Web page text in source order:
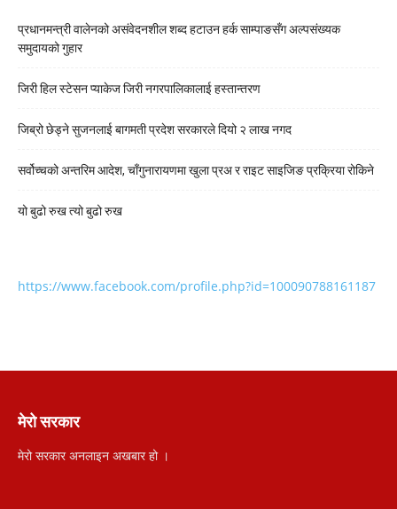
प्रधानमन्त्री वालेनको असंवेदनशील शब्द हटाउन हर्क साम्पाङसँग अल्पसंख्यक
समुदायको गुहार
जिरी हिल स्टेसन प्याकेज जिरी नगरपालिकालाई हस्तान्तरण
जिब्रो छेड्ने सुजनलाई बागमती प्रदेश सरकारले दियो २ लाख नगद
सर्वोच्चको अन्तरिम आदेश, चाँगुनारायणमा खुला प्रअ र राइट साइजिङ प्रक्रिया रोकिने
यो बुढो रुख त्यो बुढो रुख
https://www.facebook.com/profile.php?id=100090788161187
मेरो सरकार
मेरो सरकार अनलाइन अखबार हो ।